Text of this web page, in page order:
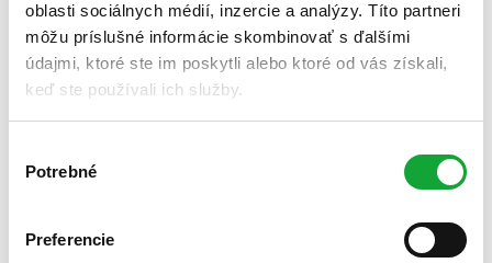
oblasti sociálnych médií, inzercie a analýzy. Títo partneri
môžu príslušné informácie skombinovať s ďalšími
údajmi, ktoré ste im poskytli alebo ktoré od vás získali,
keď ste používali ich služby.
súhlasu
Potrebné
Preferencie